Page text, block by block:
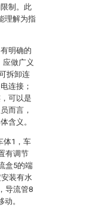
制。此
理解为指
明确的
应做广义
拆卸连
连接；
可以是
而言，
含义。
体1，车
有调节
盒5的端
装有水
导流管8
。